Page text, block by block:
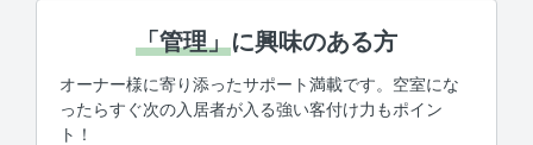
「管理」に興味のある方
オーナー様に寄り添ったサポート満載です。空室にな
ったらすぐ次の入居者が入る強い客付け力もポイン
ト！